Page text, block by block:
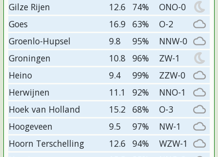
Gilze Rijen
12.6 74%
ONO-0
Goes
16.9 63%
O-2
Groenlo-Hupsel
9.8 95%
NNW-0
Groningen
10.8 96%
ZW-1
Heino
9.4 99%
ZZW-0
Herwijnen
11.1 92%
NNO-1
Hoek van Holland
15.2 68%
O-3
Hoogeveen
9.5 97%
NW-1
Hoorn Terschelling
12.6 94%
WZW-1